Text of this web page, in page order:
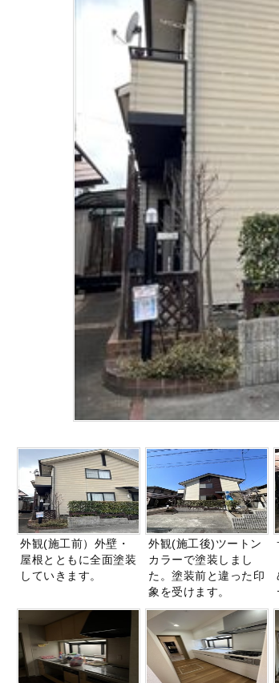
外観(施工前）外壁・
屋根とともに全面塗装
していきます。
外観(施工後)ツートン
カラーで塗装しまし
た。塗装前と違った印
象を受けます。